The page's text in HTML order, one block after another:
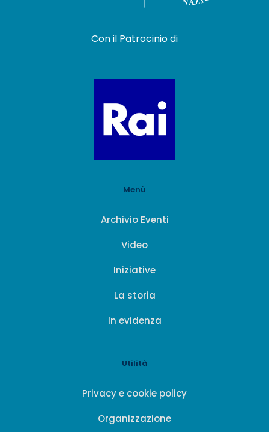
Con il Patrocinio di
Menù
Archivio Eventi
Video
Iniziative
La storia
In evidenza
Utilità
Privacy e cookie policy
Organizzazione